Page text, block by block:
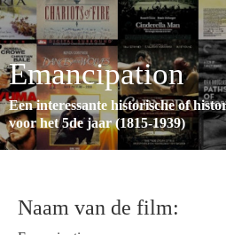
Emancipation
Een interessante historische of
voor het 5de jaar (1815-1939)
Naam van de film: